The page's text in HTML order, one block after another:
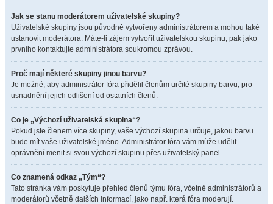
Jak se stanu moderátorem uživatelské skupiny?
Uživatelské skupiny jsou původně vytvořeny administrátorem a mohou také
ustanovit moderátora. Máte-li zájem vytvořit uživatelskou skupinu, pak jako
prvního kontaktujte administrátora soukromou zprávou.
Proč mají některé skupiny jinou barvu?
Je možné, aby administrátor fóra přidělil členům určité skupiny barvu, pro
usnadnění jejich odlišení od ostatních členů.
Co je „Výchozí uživatelská skupina“?
Pokud jste členem více skupiny, vaše výchozí skupina určuje, jakou barvu
bude mít vaše uživatelské jméno. Administrátor fóra vám může udělit
oprávnění menit si svou výchozí skupinu přes uživatelský panel.
Co znamená odkaz „Tým“?
Tato stránka vám poskytuje přehled členů týmu fóra, včetně administrátorů a
moderátorů včetně dalších informací, jako např. která fóra moderují.